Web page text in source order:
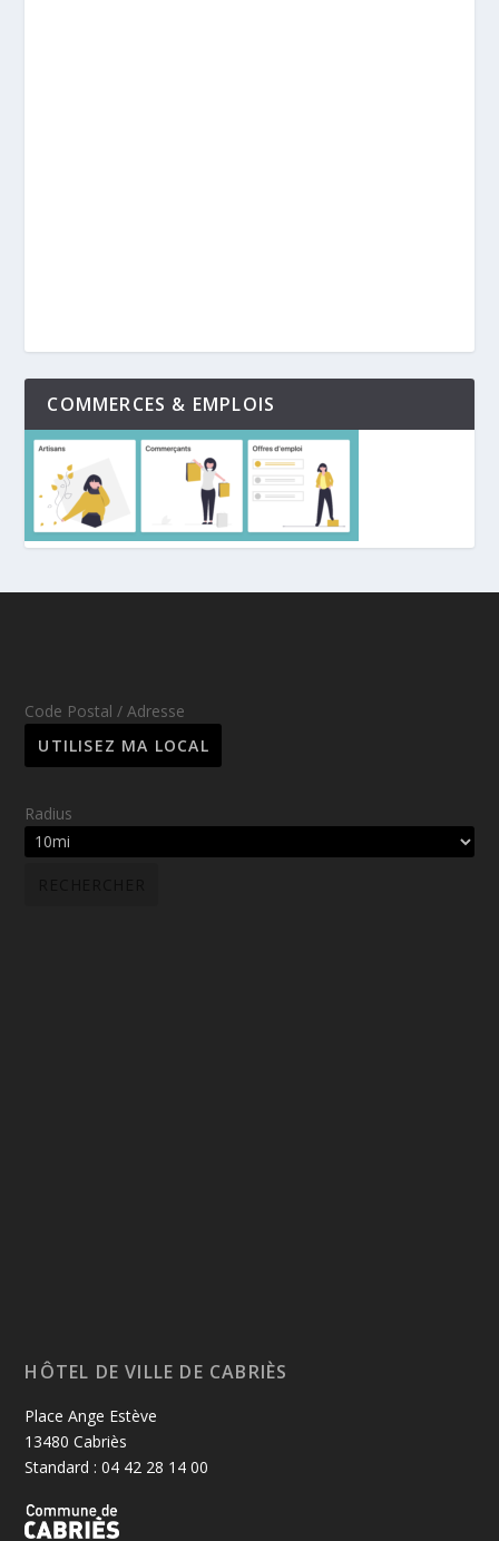
COMMERCES & EMPLOIS
Code Postal / Adresse
Radius
HÔTEL DE VILLE DE CABRIÈS
Place Ange Estève
13480 Cabriès
Standard : 04 42 28 14 00